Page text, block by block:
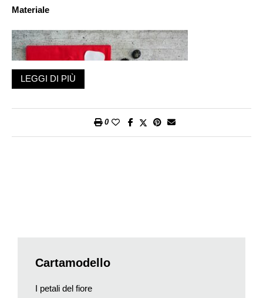
Materiale
Bacchetta di legno (o uno strumento per risvoltare)
LEGGI DI PIÙ
0
Cartamodello
I petali del fiore